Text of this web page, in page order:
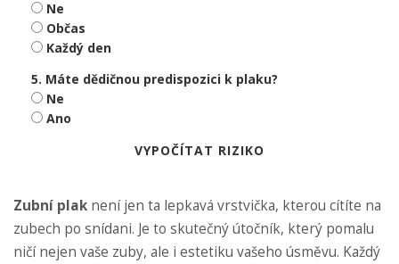
Ne
Občas
Každý den
5. Máte dědičnou predispozici k plaku?
Ne
Ano
VYPOČÍTAT RIZIKO
Zubní plak není jen ta lepkavá vrstvička, kterou cítíte na
zubech po snídani. Je to skutečný útočník, který pomalu
ničí nejen vaše zuby, ale i estetiku vašeho úsměvu. Každý